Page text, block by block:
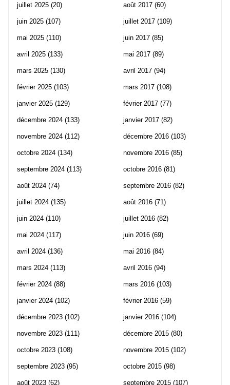
juillet 2025 (20)
juin 2025 (107)
mai 2025 (110)
avril 2025 (133)
mars 2025 (130)
février 2025 (103)
janvier 2025 (129)
décembre 2024 (133)
novembre 2024 (112)
octobre 2024 (134)
septembre 2024 (113)
août 2024 (74)
juillet 2024 (135)
juin 2024 (110)
mai 2024 (117)
avril 2024 (136)
mars 2024 (113)
février 2024 (88)
janvier 2024 (102)
décembre 2023 (102)
novembre 2023 (111)
octobre 2023 (108)
septembre 2023 (95)
août 2023 (62)
août 2017 (60)
juillet 2017 (109)
juin 2017 (85)
mai 2017 (89)
avril 2017 (94)
mars 2017 (108)
février 2017 (77)
janvier 2017 (82)
décembre 2016 (103)
novembre 2016 (85)
octobre 2016 (81)
septembre 2016 (82)
août 2016 (71)
juillet 2016 (82)
juin 2016 (69)
mai 2016 (84)
avril 2016 (94)
mars 2016 (103)
février 2016 (59)
janvier 2016 (104)
décembre 2015 (80)
novembre 2015 (102)
octobre 2015 (98)
septembre 2015 (107)